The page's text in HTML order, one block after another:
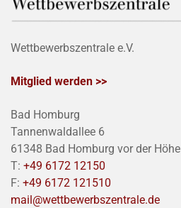
Wettbewerbszentrale e.V.
Mitglied werden >>
Bad Homburg
Tannenwaldallee 6
61348 Bad Homburg vor der Höhe
T: +49 6172 12150
F: +49 6172 121510
mail@wettbewerbszentrale.de